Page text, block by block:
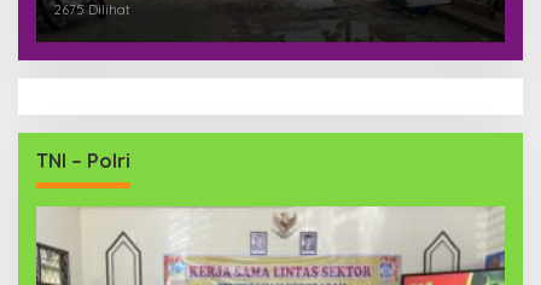
2675 Dilihat
TNI – Polri